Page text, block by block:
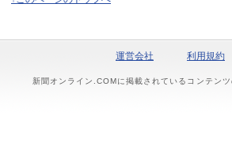
運営会社 利用規約
新聞オンライン.COMに掲載されているコンテン